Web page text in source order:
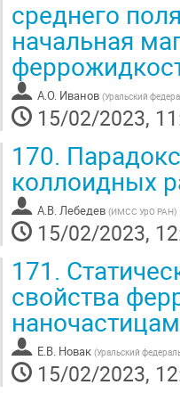
среднего
начальная
А.О. Иванов (Уральский
15/02/2023,
170.
коллоидных
А.В. Лебедев (ИМСС УрО РАН)
15/02/2023,
171.
свойства
Е.В. Новак (Уральский
15/02/2023,